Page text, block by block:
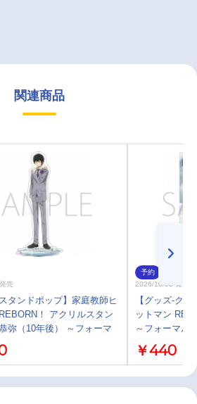
関連商品
売
スタンドポップ】家庭教師ヒ
！ アクリルスタン
弥（10年後） ～フォーマ
予約
2026/10/03 発売
【グッズ-ク
ットマン
～フォーマル
￥440